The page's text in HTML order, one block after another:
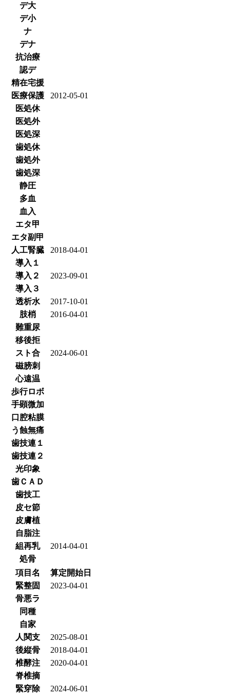
デ大
デ小
ナ
デナ
抗治療
認デ
精在宅援
医療保護
2012-05-01
医処休
医処外
医処深
歯処休
歯処外
歯処深
静圧
多血
血入
エタ甲
エタ副甲
人工腎臓
2018-04-01
導入１
導入２
2023-09-01
導入３
透析水
2017-10-01
肢梢
2016-04-01
難重尿
移後拒
スト合
2024-06-01
磁膀刺
心遠温
歩行ロボ
手顕微加
口腔粘膜
う蝕無痛
歯技連１
歯技連２
光印象
歯ＣＡＤ
歯技工
皮セ節
皮膚植
自脂注
組再乳
2014-04-01
処骨
項目名
算定開始日
緊整固
2023-04-01
骨悪ラ
同種
自家
人関支
2025-08-01
後縦骨
2018-04-01
椎酵注
2020-04-01
脊椎摘
緊穿除
2024-06-01